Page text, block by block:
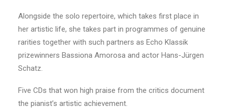
Alongside the solo repertoire, which takes first place in
her artistic life, she takes part in programmes of genuine
rarities together with such partners as Echo Klassik
prizewinners Bassiona Amorosa and actor Hans-Jürgen
Schatz.
Five CDs that won high praise from the critics document
the pianist’s artistic achievement.